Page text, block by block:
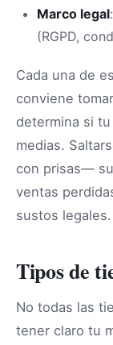
Marco legal
(RGPD,
Cada una de
conviene
determina si
medias.
con prisas—
ventas
sustos legales.
Tipos de
No todas las
tener claro tu